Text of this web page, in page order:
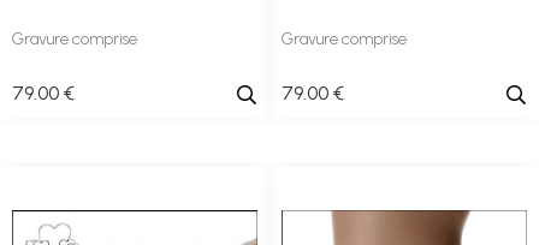
Gravure comprise
79.00 €
Gravure comprise
79.00 €